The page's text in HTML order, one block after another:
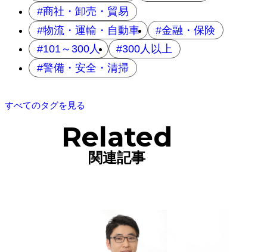
商社・卸売・貿易
物流・運輸・自動車
金融・保険
101～300人
300人以上
警備・安全・清掃
すべてのタグを見る
Related
関連記事